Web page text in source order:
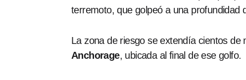
terremoto, que golpeó a una profundidad
La zona de riesgo se extendía cientos de
Anchorage, ubicada al final de ese golfo.